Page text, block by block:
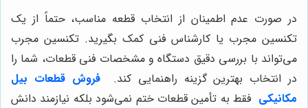
در صورت عدم اطمینان از انتخاب قطعه مناسب، حتماً از یک
تکنسین مجرب یا کارشناس فنی کمک بگیرید. تکنسین مجرب
می‌تواند با بررسی دقیق دستگاه و مشخصات فنی قطعات، شما را
در انتخاب بهترین گزینه راهنمایی کند.
فروش قطعات بیل
مکانیکی فقط به تأمین قطعات ختم نمی‌شود بلکه نیازمند دانش